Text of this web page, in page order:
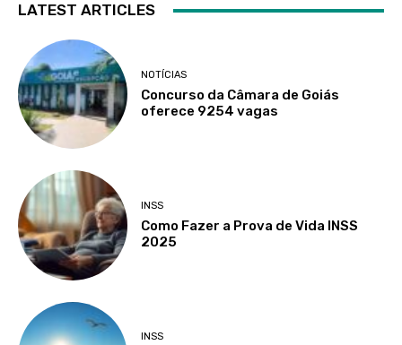
LATEST ARTICLES
NOTÍCIAS
Concurso da Câmara de Goiás
oferece 9254 vagas
INSS
Como Fazer a Prova de Vida INSS
2025
INSS